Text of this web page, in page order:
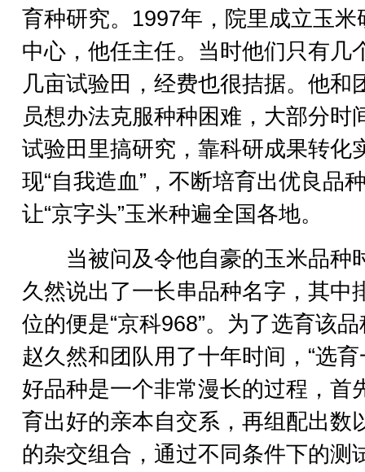
育种研究。1997年，院里成立玉米
中心，他任主任。当时他们只有几
几亩试验田，经费也很拮据。他和
员想办法克服种种困难，大部分时
试验田里搞研究，靠科研成果转化
现“自我造血”，不断培育出优良品
让“京字头”玉米种遍全国各地。
当被问及令他自豪的玉米品种
久然说出了一长串品种名字，其中
位的便是“京科968”。为了选育该
赵久然和团队用了十年时间，“选
好品种是一个非常漫长的过程，首
育出好的亲本自交系，再组配出数
的杂交组合，通过不同条件下的测